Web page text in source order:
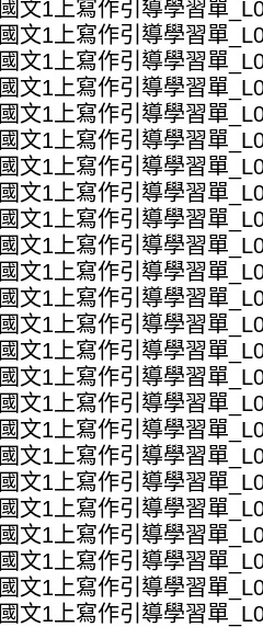
國文1上寫作引導學習單
國文1上寫作引導學習單
國文1上寫作引導學習單
國文1上寫作引導學習單
國文1上寫作引導學習單
國文1上寫作引導學習單
國文1上寫作引導學習單
國文1上寫作引導學習單
國文1上寫作引導學習單
國文1上寫作引導學習單
國文1上寫作引導學習單
國文1上寫作引導學習單
國文1上寫作引導學習單
國文1上寫作引導學習單
國文1上寫作引導學習單
國文1上寫作引導學習單
國文1上寫作引導學習單
國文1上寫作引導學習單
國文1上寫作引導學習單
國文1上寫作引導學習單
國文1上寫作引導學習單
國文1上寫作引導學習單
國文1上寫作引導學習單
國文1上寫作引導學習單